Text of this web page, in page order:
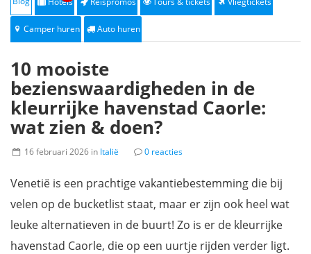
Camper huren Auto huren
10 mooiste
bezienswaardigheden in de
kleurrijke havenstad Caorle:
wat zien & doen?
16 februari 2026 in Italië 0 reacties
Venetië is een prachtige vakantiebestemming die bij
velen op de bucketlist staat, maar er zijn ook heel wat
leuke alternatieven in de buurt! Zo is er de kleurrijke
havenstad Caorle, die op een uurtje rijden verder ligt.